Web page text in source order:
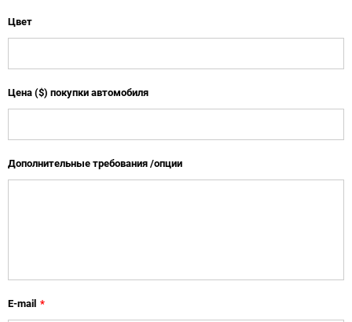
Цвет
Цена ($) покупки автомобиля
Дополнительные требования /опции
E-mail *